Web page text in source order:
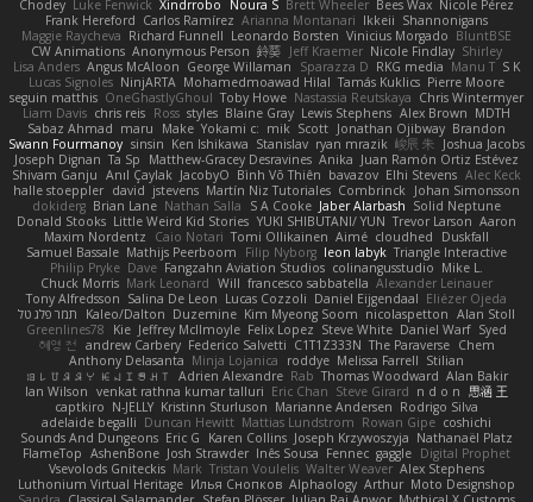
Chodey Luke Fenwick Xindrrobo Noura S Brett Wheeler Bees Wax Nicole Pérez
Frank Hereford Carlos Ramírez Arianna Montanari Ikkeii Shannonigans
Maggie Raycheva Richard Funnell Leonardo Borsten Vinicius Morgado BluntBSE
CW Animations Anonymous Person 鈴葵 Jeff Kraemer Nicole Findlay Shirley
Lisa Anders Angus McAloon George Willaman Sparazza D RKG media Manu T S K
Lucas Signoles NinjARTA Mohamedmoawad Hilal Tamás Kuklics Pierre Moore
seguin matthis OneGhastlyGhoul Toby Howe Nastassia Reutskaya Chris Wintermyer
Liam Davis chris reis Ross styles Blaine Gray Lewis Stephens Alex Brown MDTH
Sabaz Ahmad maru Make Yokami c: mik Scott Jonathan Ojibway Brandon
Swann Fourmanoy sinsin Ken Ishikawa Stanislav ryan mrazik 峻辰 朱 Joshua Jacobs
Joseph Dignan Ta Sp Matthew-Gracey Desravines Anika Juan Ramón Ortiz Estévez
Shivam Ganju Anıl Çaylak JacobyO Bình Võ Thiên bavazov Elhi Stevens Alec Keck
halle stoeppler david jstevens Martín Niz Tutoriales Combrinck Johan Simonsson
dokiderg Brian Lane Nathan Salla S A Cooke Jaber Alarbash Solid Neptune
Donald Stooks Little Weird Kid Stories YUKI SHIBUTANI/ YUN Trevor Larson Aaron
Maxim Nordentz
Caio Notari Tomi Ollikainen Aimé cloudhed
Duskfall
Samuel Bassale Mathijs Peerboom Filip Nyborg leon labyk Triangle Interactive
Philip Pryke Dave Fangzahn Aviation Studios colinangusstudio Mike L.
Chuck Morris Mark Leonard Will francesco sabbatella Alexander Leinauer
Tony Alfredsson Salina De Leon Lucas Cozzoli Daniel Eijgendaal Eliézer Ojeda
תמר פלג טל
Kaleo/Dalton Duzemine Kim Myeong Soom nicolaspetton Alan Stoll
Greenlines78
Kie Jeffrey McIlmoyle Felix Lopez Steve White Daniel Warf Syed
혜영 전 andrew Carbery Federico Salvetti C1T1Z333N The Paraverse Chem
Anthony Delasanta Minja Lojanica roddye Melissa Farrell Stilian
ꌃ꒒ꀎꋪꋪꌩ ꀘꈤꀤꁅꃅ꓄
Adrien Alexandre Rab Thomas Woodward Alan Bakir
Ian Wilson venkat rathna kumar talluri Eric Chan Steve Girard n d o n 思涵 王
captkiro N-JELLY Kristinn Sturluson Marianne Andersen Rodrigo Silva
adelaide begalli Duncan Hewitt Mattias Lundstrom Rowan Gipe coshichi
Sounds And Dungeons Eric G Karen Collins Joseph Krzywoszyja Nathanaël Platz
FlameTop AshenBone Josh Strawder Inês Sousa Fennec gaggle Digital Prophet
Vsevolods Gniteckis Mark Tristan Voulelis Walter Weaver Alex Stephens
Luthonium Virtual Heritage Илья Снопков Alphaology Arthur Moto Designshop